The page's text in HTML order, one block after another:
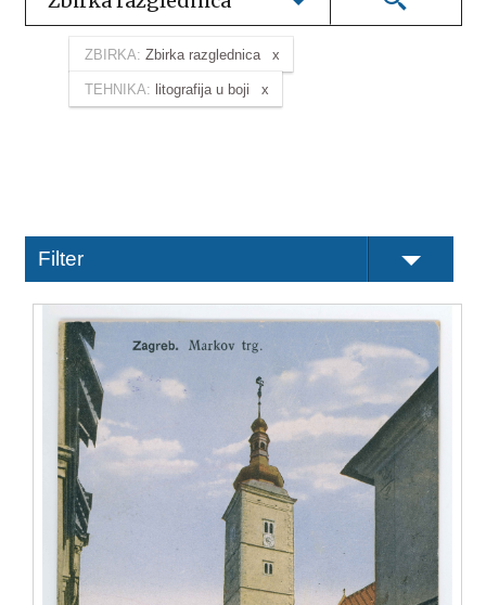
ZBIRKA: Zbirka razglednica
TEHNIKA: litografija u boji
Filter